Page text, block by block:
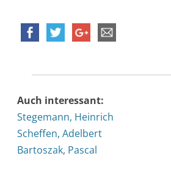
Auch interessant:
Stegemann, Heinrich
Scheffen, Adelbert
Bartoszak, Pascal